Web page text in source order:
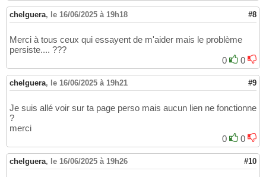
chelguera, le 16/06/2025 à 19h18 #8
Merci à tous ceux qui essayent de m'aider mais le problème
persiste.... ???
0
0
chelguera, le 16/06/2025 à 19h21 #9
Je suis allé voir sur ta page perso mais aucun lien ne fonctionne
?
merci
0
0
chelguera, le 16/06/2025 à 19h26 #10